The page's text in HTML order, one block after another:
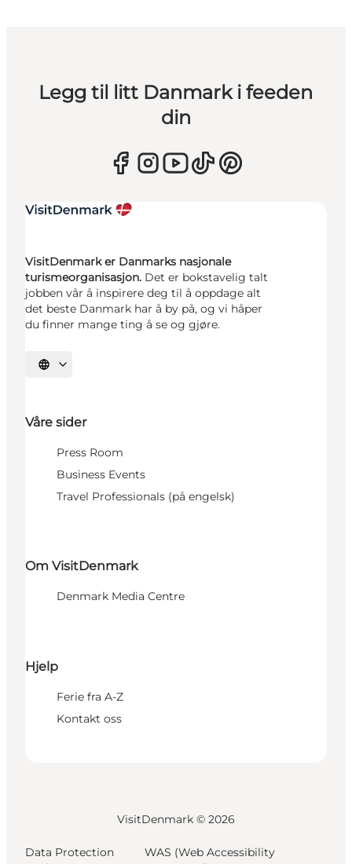
Legg til litt Danmark i feeden
din
VisitDenmark er Danmarks nasjonale
turismeorganisasjon. Det er bokstavelig talt
jobben vår å inspirere deg til å oppdage alt
det beste Danmark har å by på, og vi håper
du finner mange ting å se og gjøre.
Velg språk
Våre sider
Press Room
Business Events
Travel Professionals (på engelsk)
Om VisitDenmark
Denmark Media Centre
Hjelp
Ferie fra A-Z
Kontakt oss
VisitDenmark © 2026
Data Protection
WAS (Web Accessibility